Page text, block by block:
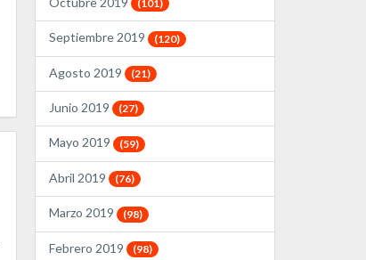
(101)
Septiembre 2019 (120)
Agosto 2019 (21)
Junio 2019 (27)
Mayo 2019 (59)
Abril 2019 (76)
Marzo 2019 (98)
Febrero 2019 (98)